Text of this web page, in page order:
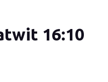
aanmaken
16:10